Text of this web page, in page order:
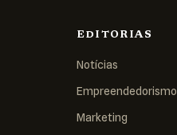
EDITORIAS
Notícias
Empreendedorismo
Marketing